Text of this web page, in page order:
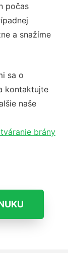
počas
a snažíme
sa o
kontaktujte
naše
brány